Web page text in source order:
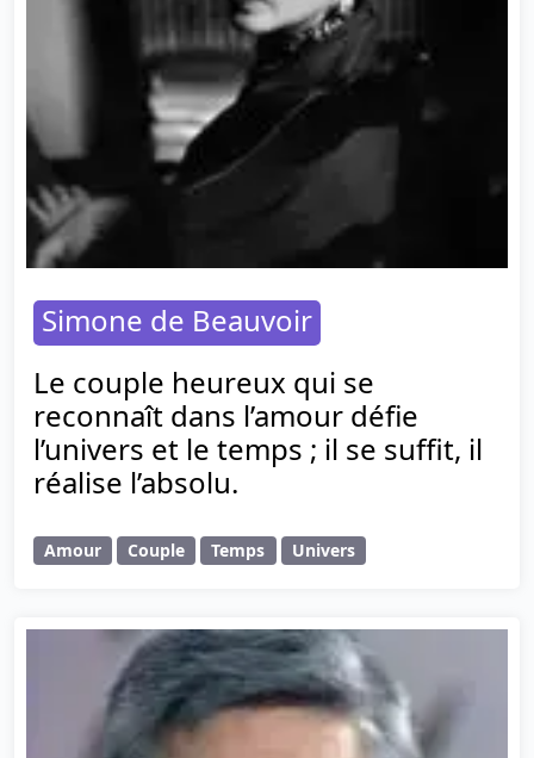
Simone de Beauvoir
Le couple heureux qui se
reconnaît dans l’amour défie
l’univers et le temps ; il se suffit, il
réalise l’absolu.
Amour Couple Temps Univers